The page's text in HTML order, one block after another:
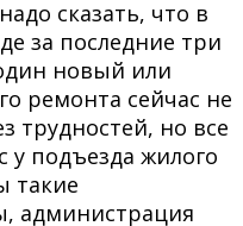
сказать, что в
за последние три
новый или
ремонта сейчас не
трудностей, но все
у подъезда жилого
такие
администрация